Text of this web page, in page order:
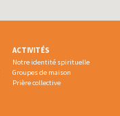
ACTIVITÉS
Notre identité spirituelle
Groupes de maison
Prière collective